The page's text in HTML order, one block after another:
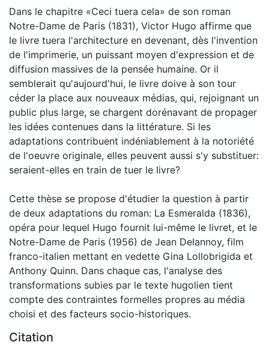
Dans le chapitre «Ceci tuera cela» de son roman
Notre-Dame de Paris (1831), Victor Hugo affirme que
le livre tuera l'architecture en devenant, dès l'invention
de l'imprimerie, un puissant moyen d'expression et de
diffusion massives de la pensée humaine. Or il
semblerait qu'aujourd'hui, le livre doive à son tour
céder la place aux nouveaux médias, qui, rejoignant un
public plus large, se chargent dorénavant de propager
les idées contenues dans la littérature. Si les
adaptations contribuent indéniablement à la notoriété
de l'oeuvre originale, elles peuvent aussi s'y substituer:
seraient-elles en train de tuer le livre?
Cette thèse se propose d'étudier la question à partir
de deux adaptations du roman: La Esmeralda (1836),
opéra pour lequel Hugo fournit lui-même le livret, et le
Notre-Dame de Paris (1956) de Jean Delannoy, film
franco-italien mettant en vedette Gina Lollobrigida et
Anthony Quinn. Dans chaque cas, l'analyse des
transformations subies par le texte hugolien tient
compte des contraintes formelles propres au média
choisi et des facteurs socio-historiques.
Citation